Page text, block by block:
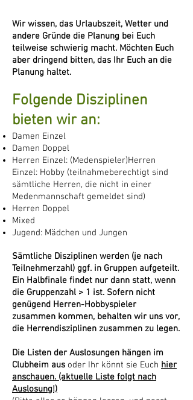
Wir wissen, das Urlaubszeit, Wetter und
andere Gründe die Planung bei Euch
teilweise schwierig macht. Möchten Euch
aber dringend bitten, das Ihr Euch an die
Planung haltet.
Folgende Disziplinen
bieten wir an:
Damen Einzel
Damen Doppel
Herren Einzel: (Medenspieler)Herren
Einzel: Hobby (teilnahmeberechtigt sind
sämtliche Herren, die nicht in einer
Medenmannschaft gemeldet sind)
Herren Doppel
Mixed
Jugend: Mädchen und Jungen
Sämtliche Disziplinen werden (je nach
Teilnehmerzahl) ggf. in Gruppen aufgeteilt.
Ein Halbfinale findet nur dann statt, wenn
die Gruppenzahl > 1 ist. Sofern nicht
genügend Herren-Hobbyspieler
zusammen kommen, behalten wir uns vor,
die Herrendisziplinen zusammen zu legen.
Die Listen der Auslosungen hängen im
Clubheim aus oder Ihr könnt sie Euch hier
anschauen. (aktuelle Liste folgt nach
Auslosung!)